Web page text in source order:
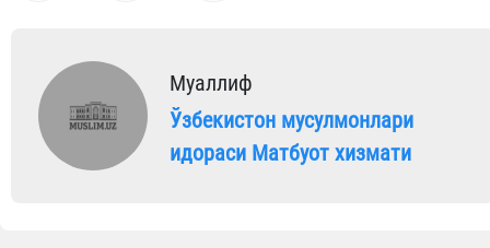
Муаллиф
Ўзбекистон мусулмонлари
идораси Матбуот хизмати